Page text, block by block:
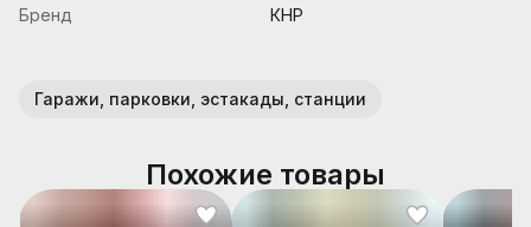
Бренд
КНР
Гаражи, парковки, эстакады, станции
Похожие товары